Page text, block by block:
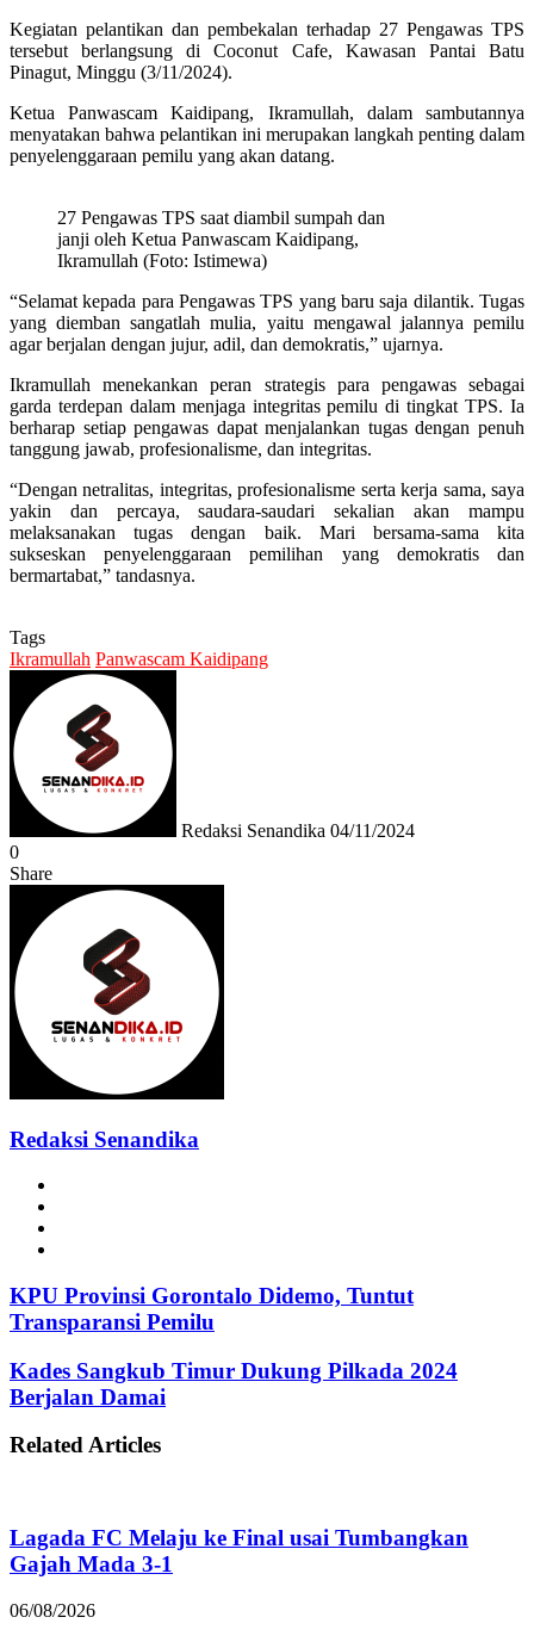
Kegiatan pelantikan dan pembekalan terhadap 27 Pengawas TPS
tersebut berlangsung di Coconut Cafe, Kawasan Pantai Batu
Pinagut, Minggu (3/11/2024).
Ketua Panwascam Kaidipang, Ikramullah, dalam sambutannya
menyatakan bahwa pelantikan ini merupakan langkah penting dalam
penyelenggaraan pemilu yang akan datang.
27 Pengawas TPS saat diambil sumpah dan
janji oleh Ketua Panwascam Kaidipang,
Ikramullah (Foto: Istimewa)
“Selamat kepada para Pengawas TPS yang baru saja dilantik. Tugas
yang diemban sangatlah mulia, yaitu mengawal jalannya pemilu
agar berjalan dengan jujur, adil, dan demokratis,” ujarnya.
Ikramullah menekankan peran strategis para pengawas sebagai
garda terdepan dalam menjaga integritas pemilu di tingkat TPS. Ia
berharap setiap pengawas dapat menjalankan tugas dengan penuh
tanggung jawab, profesionalisme, dan integritas.
“Dengan netralitas, integritas, profesionalisme serta kerja sama, saya
yakin dan percaya, saudara-saudari sekalian akan mampu
melaksanakan tugas dengan baik. Mari bersama-sama kita
sukseskan penyelenggaraan pemilihan yang demokratis dan
bermartabat,” tandasnya.
Tags
Ikramullah Panwascam Kaidipang
Redaksi Senandika 04/11/2024
0
Share
Facebook
Messenger
Messenger
WhatsApp
Telegram
Redaksi Senandika
KPU Provinsi Gorontalo Didemo, Tuntut
Transparansi Pemilu
Kades Sangkub Timur Dukung Pilkada 2024
Berjalan Damai
Related Articles
Lagada FC Melaju ke Final usai Tumbangkan
Gajah Mada 3-1
06/08/2026